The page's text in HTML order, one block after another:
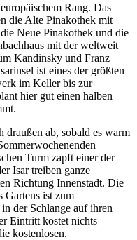
Rang. Das
die Alte Pinakothek mit
Neue Pinakothek und die
mit der weltweit
Kandinsky und Franz
ist eines der größten
im Keller bis zur
hier gut einen halben
draußen ab, sobald es warm
Turm zapft einer der
Isar treiben ganze
Richtung Innenstadt. Die
Gartens ist zum
der Schlange auf ihren
Eintritt kostet nichts –
kostenlosen.